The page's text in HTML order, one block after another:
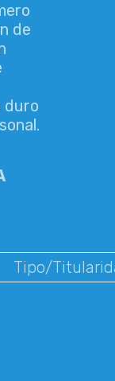
de
duro
Tipo/